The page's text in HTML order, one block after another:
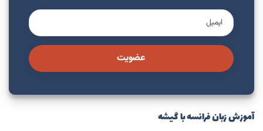
عضویت
آموزش زبان فرانسه با گیشه